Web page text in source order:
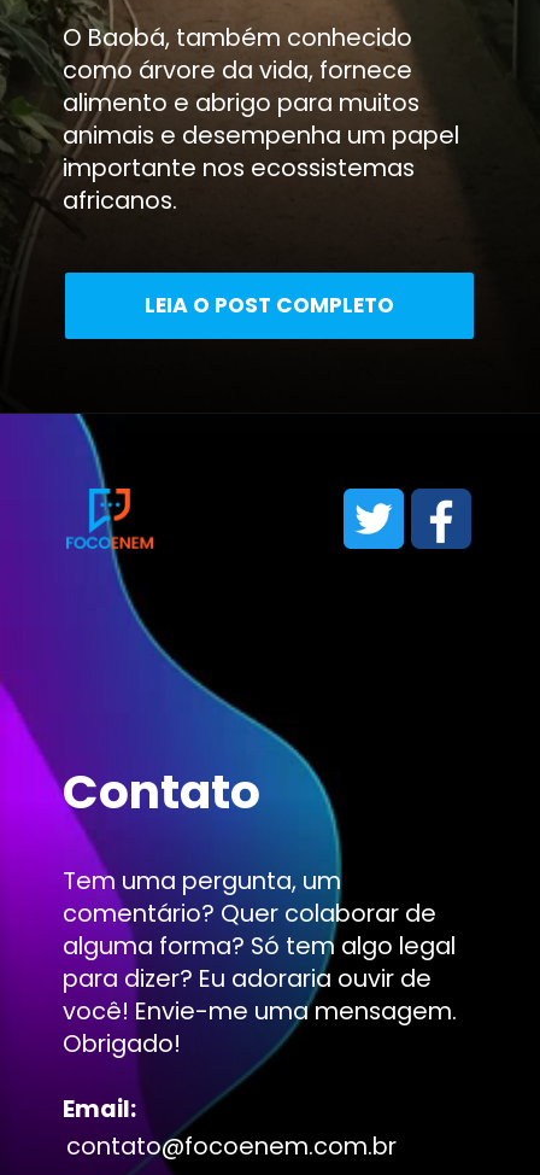
O Baobá, também conhecido
como árvore da vida, fornece
alimento e abrigo para muitos
animais e desempenha um papel
importante nos ecossistemas
africanos.
LEIA O POST COMPLETO
Contato
Tem uma pergunta, um
comentário? Quer colaborar de
alguma forma? Só tem algo legal
para dizer? Eu adoraria ouvir de
você! Envie-me uma mensagem.
Obrigado!
Email:
contato@focoenem.com.br